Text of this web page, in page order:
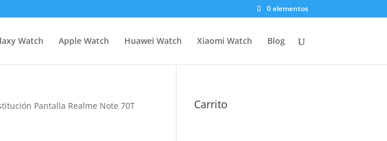
0 elementos
Watch Apple Watch Huawei Watch Xiaomi Watch Blog
Pantalla Realme Note 70T Carrito